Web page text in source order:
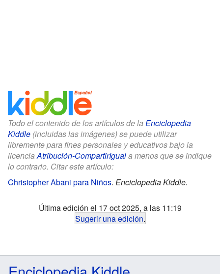
Todo el contenido de los artículos de la Enciclopedia
Kiddle (incluidas las imágenes) se puede utilizar
libremente para fines personales y educativos bajo la
licenciaAtribución-CompartirIguala menos que se indique
lo contrario. Citar este artículo:
Christopher Abani para Niños. Enciclopedia Kiddle.
Última edición el 17 oct 2025, a las 11:19
Sugerir una edición.